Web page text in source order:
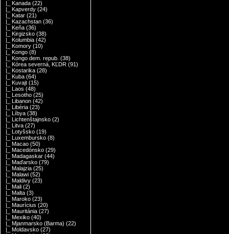
|_ Kanada (22)
|_ Kapverdy (24)
|_ Katar (21)
|_ Kazachstan (36)
|_ Keňa (36)
|_ Kirgizsko (38)
|_ Kolumbia (42)
|_ Komory (10)
|_ Kongo (8)
|_ Kongo dem. repub. (38)
|_ Kórea severná, KĽDR (91)
|_ Kostarika (28)
|_ Kuba (64)
|_ Kuvajt (15)
|_ Laos (48)
|_ Lesotho (25)
|_ Libanon (42)
|_ Libéria (23)
|_ Líbya (38)
|_ Lichtenštajnsko (2)
|_ Litva (27)
|_ Lotyšsko (19)
|_ Luxembursko (8)
|_ Macao (50)
|_ Macedónsko (29)
|_ Madagaskar (44)
|_ Maďarsko (79)
|_ Malajzia (25)
|_ Malawi (52)
|_ Maldivy (23)
|_ Mali (2)
|_ Malta (3)
|_ Maroko (23)
|_ Maurícius (20)
|_ Mauritánia (27)
|_ Mexiko (40)
|_ Mjanmarsko (Barma) (22)
|_ Moldavsko (27)